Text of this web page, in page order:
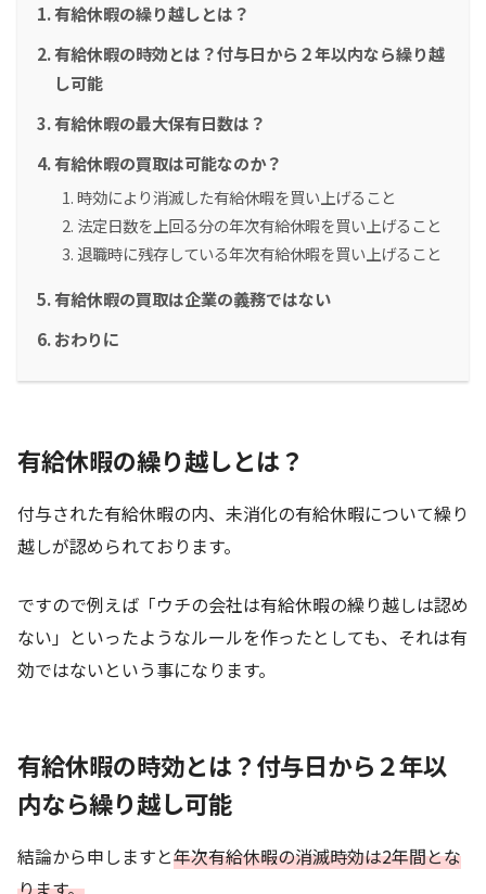
有給休暇の繰り越しとは？
有給休暇の時効とは？付与日から２年以内なら繰り越
し可能
有給休暇の最大保有日数は？
有給休暇の買取は可能なのか？
時効により消滅した有給休暇を買い上げること
法定日数を上回る分の年次有給休暇を買い上げること
退職時に残存している年次有給休暇を買い上げること
有給休暇の買取は企業の義務ではない
おわりに
有給休暇の繰り越しとは？
付与された有給休暇の内、未消化の有給休暇について繰り
越しが認められております。
ですので例えば「ウチの会社は有給休暇の繰り越しは認め
ない」といったようなルールを作ったとしても、それは有
効ではないという事になります。
有給休暇の時効とは？付与日から２年以
内なら繰り越し可能
結論から申しますと年次有給休暇の消滅時効は2年間とな
ります。